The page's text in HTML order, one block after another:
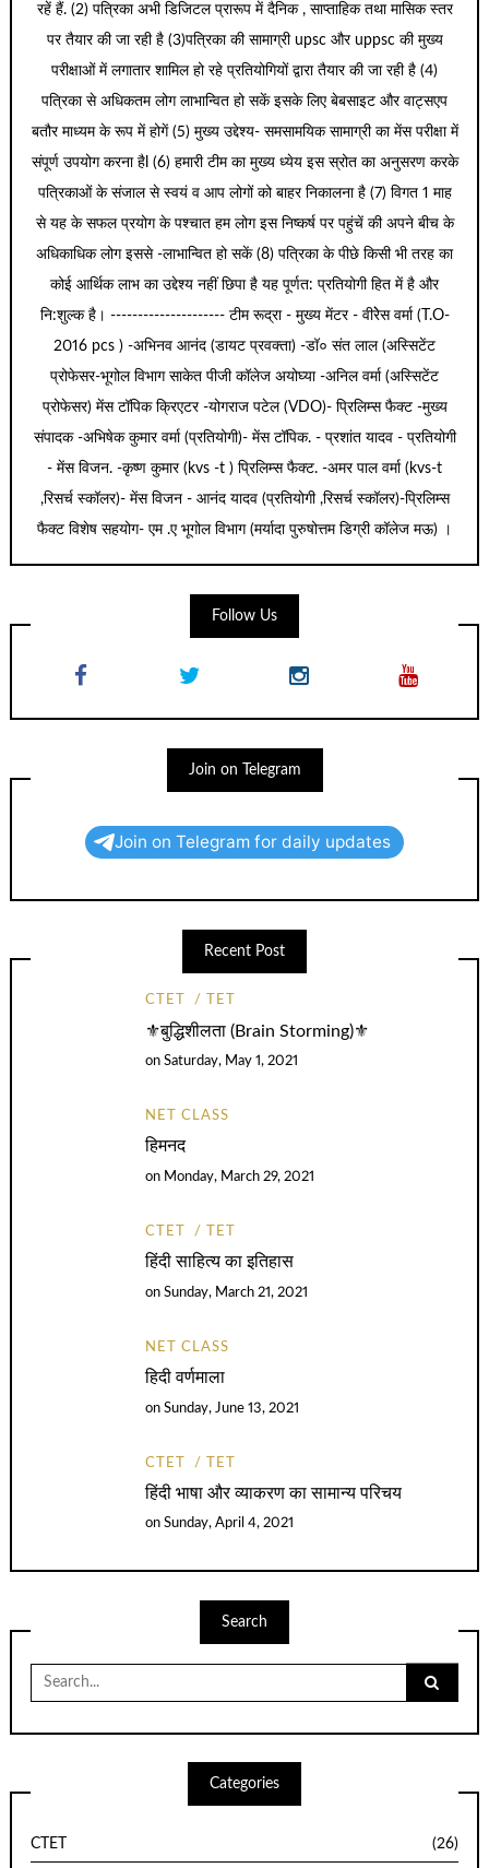
रहें हैं. (2) पत्रिका अभी डिजिटल प्रारूप में दैनिक , साप्ताहिक तथा मासिक स्तर
पर तैयार की जा रही है (3)पत्रिका की सामाग्री upsc और uppsc की मुख्य
परीक्षाओं में लगातार शामिल हो रहे प्रतियोगियों द्वारा तैयार की जा रही है (4)
पत्रिका से अधिकतम लोग लाभान्वित हो सकें इसके लिए बेबसाइट और वाट्सएप
बतौर माध्यम के रूप में होगें (5) मुख्य उद्देश्य- समसामयिक सामाग्री का मेंस परीक्षा में
संपूर्ण उपयोग करना हैl (6) हमारी टीम का मुख्य ध्येय इस स्रोत का अनुसरण करके
पत्रिकाओं के संजाल से स्वयं व आप लोगों को बाहर निकालना है (7) विगत 1 माह
से यह के सफल प्रयोग के पश्चात हम लोग इस निष्कर्ष पर पहुंचें की अपने बीच के
अधिकाधिक लोग इससे -लाभान्वित हो सकें (8) पत्रिका के पीछे किसी भी तरह का
कोई आर्थिक लाभ का उद्देश्य नहीं छिपा है यह पूर्णत: प्रतियोगी हित में है और
नि:शुल्क है। --------------------- टीम रूद्रा - मुख्य मेंटर - वीरेेस वर्मा (T.O-
2016 pcs ) -अभिनव आनंद (डायट प्रवक्ता) -डॉ० संत लाल (अस्सिटेंट
प्रोफेसर-भूगोल विभाग साकेत पीजी कॉलेज अयोघ्या -अनिल वर्मा (अस्सिटेंट
प्रोफेसर) मेंस टॉपिक क्रिएटर -योगराज पटेल (VDO)- प्रिलिम्स फैक्ट -मुख्य
संपादक -अभिषेक कुमार वर्मा (प्रतियोगी)- मेंस टॉपिक. - प्रशांत यादव - प्रतियोगी
- मेंस विजन. -कृष्ण कुमार (kvs -t ) प्रिलिम्स फैक्ट. -अमर पाल वर्मा (kvs-t
,रिसर्च स्कॉलर)- मेंस विजन - आनंद यादव (प्रतियोगी ,रिसर्च स्कॉलर)-प्रिलिम्स
फैक्ट विशेष सहयोग- एम .ए भूगोल विभाग (मर्यादा पुरुषोत्तम डिग्री कॉलेज मऊ) ।
Follow Us
Join on Telegram
Join on Telegram for daily updates
Recent Post
CTET TET
⚜️बुद्धिशीलता (Brain Storming)⚜️
onSaturday, May 1, 2021
NET CLASS
हिमनद
on Monday, March 29, 2021
CTET TET
हिंदी साहित्य का इतिहास
onSunday, March 21, 2021
NET CLASS
हिदी वर्णमाला
onSunday, June 13, 2021
CTET TET
हिंदी भाषा और व्याकरण का सामान्य परिचय
onSunday, April 4, 2021
Search
for:
Categories
CTET (26)